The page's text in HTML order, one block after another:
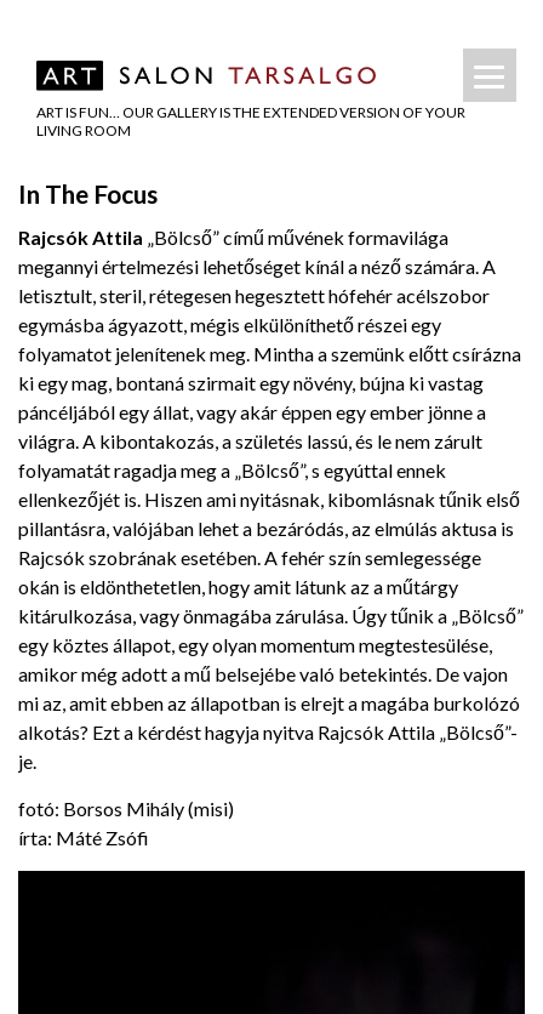
ART IS FUN… OUR GALLERY IS THE EXTENDED VERSION OF YOUR
LIVING ROOM
In The Focus
Rajcsók Attila „Bölcső” című művének formavilága
megannyi értelmezési lehetőséget kínál a néző számára. A
letisztult, steril, rétegesen hegesztett hófehér acélszobor
egymásba ágyazott, mégis elkülöníthető részei egy
folyamatot jelenítenek meg. Mintha a szemünk előtt csírázna
ki egy mag, bontaná szirmait egy növény, bújna ki vastag
páncéljából egy állat, vagy akár éppen egy ember jönne a
világra. A kibontakozás, a születés lassú, és le nem zárult
folyamatát ragadja meg a „Bölcső”, s egyúttal ennek
ellenkezőjét is. Hiszen ami nyitásnak, kibomlásnak tűnik első
pillantásra, valójában lehet a bezáródás, az elmúlás aktusa is
Rajcsók szobrának esetében. A fehér szín semlegessége
okán is eldönthetetlen, hogy amit látunk az a műtárgy
kitárulkozása, vagy önmagába zárulása. Úgy tűnik a „Bölcső”
egy köztes állapot, egy olyan momentum megtestesülése,
amikor még adott a mű belsejébe való betekintés. De vajon
mi az, amit ebben az állapotban is elrejt a magába burkolózó
alkotás? Ezt a kérdést hagyja nyitva Rajcsók Attila „Bölcső”-
je.
fotó: Borsos Mihály (misi)
írta: Máté Zsófi